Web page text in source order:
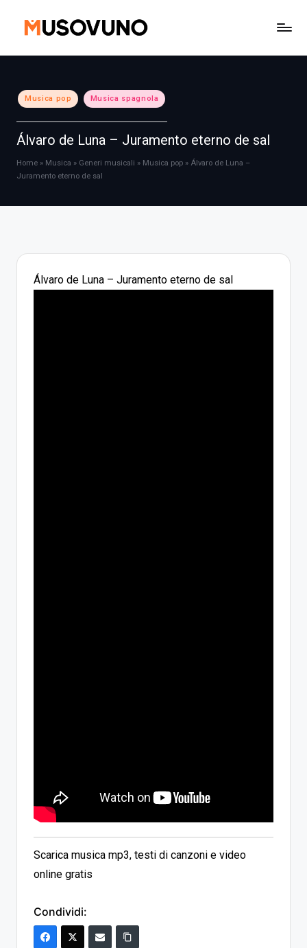
Posted
in
Musica pop Musica spagnola
Álvaro de Luna – Juramento eterno de sal
Home » Musica » Generi musicali » Musica pop » Álvaro de Luna –
Juramento eterno de sal
Álvaro de Luna – Juramento eterno de sal
Scarica musica mp3, testi di canzoni e video
online gratis
Condividi: